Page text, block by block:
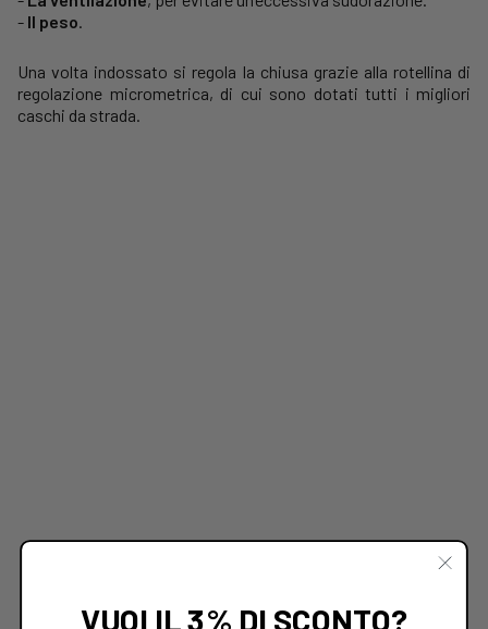
- Il peso
Una volta indossato si regola la chiusa grazie alla rotellina di
regolazione micrometrica, di cui sono dotati tutti i migliori
caschi da strada.
VUOI IL 3% DI SCONTO?